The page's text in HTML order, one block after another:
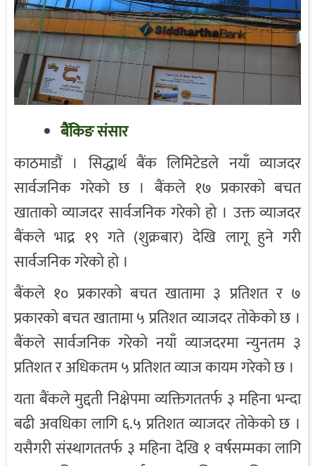
बैंकिङ संसार
काठमाडौं । सिद्धार्थ बैंक लिमिटेडले नयाँ व्याजदर
सार्वजनिक गरेको छ । बैंकले १७ प्रकारको बचत
खाताको व्याजदर सार्वजनिक गरेको हो । उक्त व्याजदर
बैंकले भाद्र १९ गते (शुक्रबार) देखि लागू हुने गरी
सार्वजनिक गरेको हो ।
बैंकले १० प्रकारको बचत खातामा ३ प्रतिशत र ७
प्रकारको बचत खातामा ५ प्रतिशत व्याजदर तोकेको छ ।
बैंकले सार्वजनिक गरेको नयाँ व्याजदरमा न्युनतम ३
प्रतिशत र अधिकतम ५ प्रतिशत व्याज कायम गरेको छ ।
यता बैंकले मुद्दती निक्षेपमा व्यक्तिगततर्फ ३ महिना भन्दा
बढी अवधिका लागि ६.५ प्रतिशत व्याजदर तोकेको छ ।
यसैगरी संस्थागततर्फ ३ महिना देखि १ वर्षसम्मका लागि